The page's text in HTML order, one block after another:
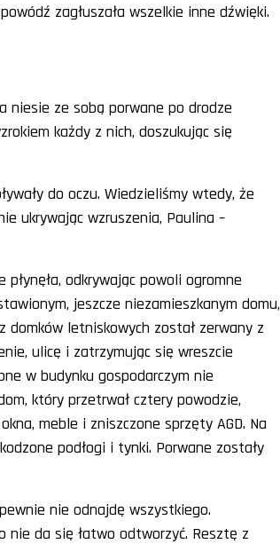
zagłuszała wszelkie inne dźwięki.
niesie ze sobą porwane po drodze
każdy z nich, doszukując się
do oczu. Wiedzieliśmy wtedy, że
ukrywając wzruszenia, Paulina –
odkrywając powoli ogromne
jeszcze niezamieszkanym domu,
domków letniskowych został zerwany z
ulicę i zatrzymując się wreszcie
w budynku gospodarczym nie
który przetrwał cztery powodzie,
meble i zniszczone sprzęty AGD. Na
podłogi i tynki. Porwane zostały
nie odnajdę wszystkiego.
nie da się łatwo odtworzyć. Resztę z